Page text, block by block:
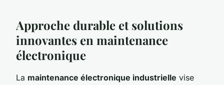
Approche durable et solutions
innovantes en maintenance
électronique
La maintenance électronique industrielle vise